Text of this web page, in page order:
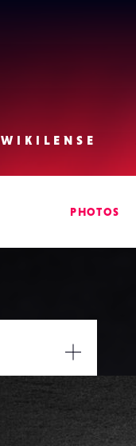
WIKILENSE
PHOTOS
/
Fermer